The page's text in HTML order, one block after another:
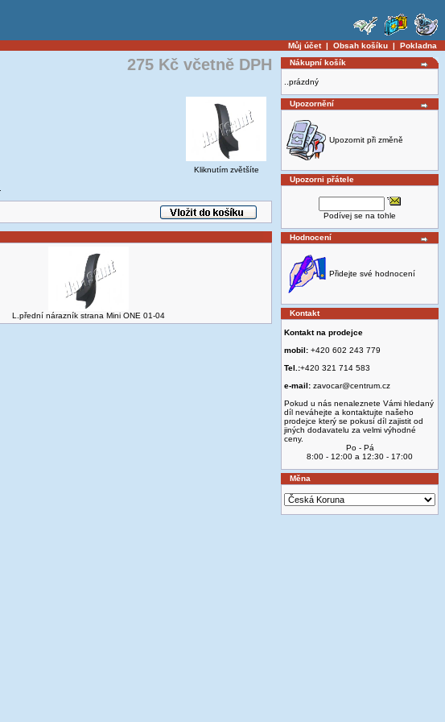
Můj účet| Obsah košíku | Pokladna
275 Kč včetně DPH
Kliknutím zvětšíte
L.přední nárazník strana Mini ONE 01-04
Nákupní košík
..prázdný
Upozornění
Upozornit při změně
Upozorni přátele
Podívej se na tohle
Hodnocení
Přidejte své hodnocení
Kontakt
Kontakt na prodejce
mobil: +420 602 243 779
Tel.:+420 321 714 583
e-mail: zavocar@centrum.cz
Pokud u nás nenaleznete Vámi hledaný
díl neváhejte a kontaktujte našeho
prodejce který se pokusí díl zajistit od
jiných dodavatelu za velmi výhodné
ceny.
Po - Pá
8:00 - 12:00 a 12:30 - 17:00
Měna